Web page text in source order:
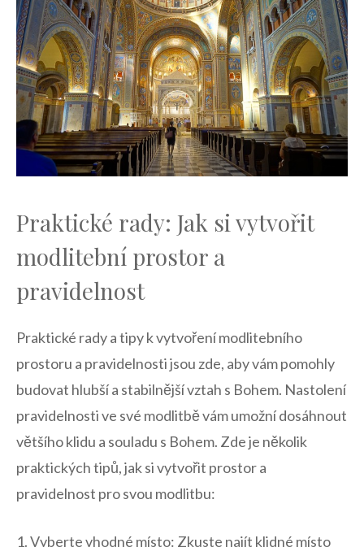
Praktické rady: Jak​ si‍ vytvořit
modlitební prostor a
pravidelnost
Praktické ⁢rady‌ a tipy k vytvoření modlitebního
prostoru a ​pravidelnosti jsou⁣ zde, aby vám pomohly⁢
budovat hlubší a stabilnější vztah s⁢ Bohem. Nastolení
pravidelnosti ve své⁣ modlitbě vám⁣ umožní dosáhnout
většího klidu ​a souladu s Bohem. Zde je několik‍
praktických‌ tipů, jak si vytvořit prostor a
pravidelnost⁤ pro svou modlitbu:
1. ⁣Vyberte vhodné místo: ‍Zkuste ‌najít klidné ‌místo